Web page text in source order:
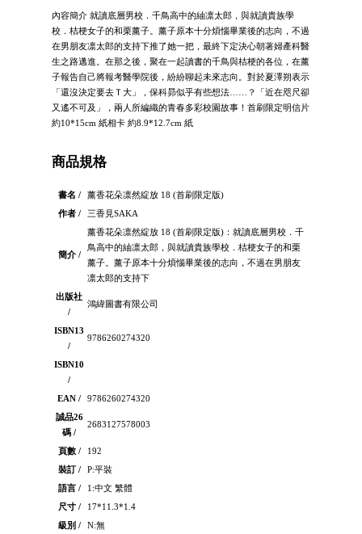
內容簡介 就讀底層男校．千鳥高中的紬凛太郎，與就讀貴族學
校．桔梗女子的和栗薰子。薰子原本十分煩惱畢業後的志向，不過
在男朋友凛太郎的支持下推了她一把，最終下定決心朝著婦產科醫
生之路邁進。在那之後，聚在一起讀書的千鳥與桔梗的各位，在薰
子報告自己將報考醫學院後，紛紛聊起未來志向。對於夏澤朔表示
「還沒決定要去Ｔ大」，保科昴似乎有些想法……？「近在咫尺卻
又遙不可及」，兩人所編織的青春多彩校園故事！首刷限定明信片
約10*15cm 紙相卡 約8.9*12.7cm 紙
商品規格
書名 /
薰香花朵凛然綻放 18 (首刷限定版)
作者 /
三香見SAKA
簡介 /
薰香花朵凛然綻放 18 (首刷限定版)：就讀底層男校．千
鳥高中的紬凛太郎，與就讀貴族學校．桔梗女子的和栗
薰子。薰子原本十分煩惱畢業後的志向，不過在男朋友
凛太郎的支持下
出版社
/
鴻緯圖書有限公司
ISBN13
/
9786260274320
ISBN10
/
EAN /
9786260274320
誠品26
碼 /
2683127578003
頁數 /
192
裝訂 /
P:平裝
語言 /
1:中文 繁體
尺寸 /
17*11.3*1.4
級別 /
N:無